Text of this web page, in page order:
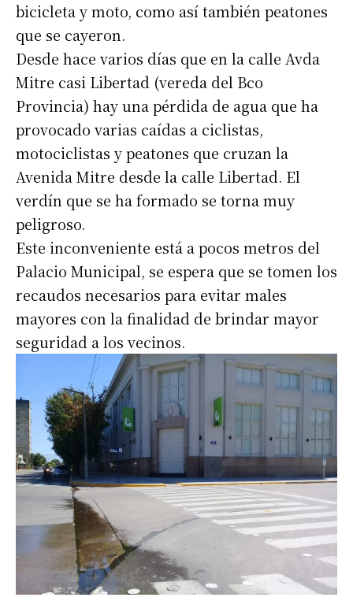
bicicleta y moto, como así también peatones
que se cayeron.
Desde hace varios días que en la calle Avda
Mitre casi Libertad (vereda del Bco
Provincia) hay una pérdida de agua que ha
provocado varias caídas a ciclistas,
motociclistas y peatones que cruzan la
Avenida Mitre desde la calle Libertad. El
verdín que se ha formado se torna muy
peligroso.
Este inconveniente está a pocos metros del
Palacio Municipal, se espera que se tomen los
recaudos necesarios para evitar males
mayores con la finalidad de brindar mayor
seguridad a los vecinos.